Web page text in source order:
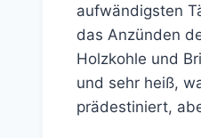
aufwändigsten
das Anzünden
Holzkohle und
und sehr heiß,
prädestiniert,